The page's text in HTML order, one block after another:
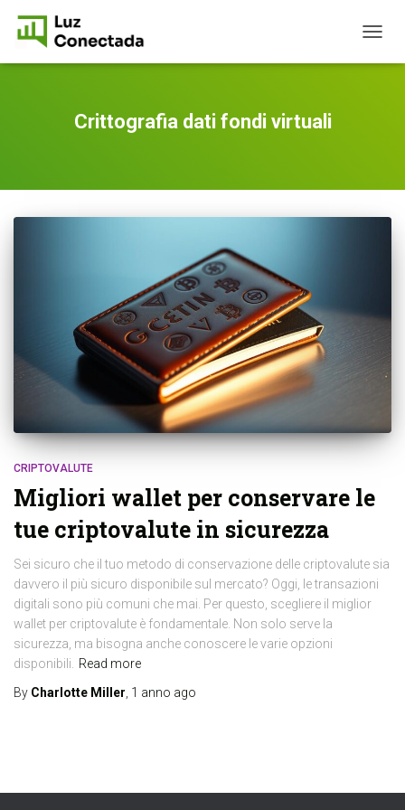
Crittografia dati fondi virtuali
CRIPTOVALUTE
Migliori wallet per conservare le
tue criptovalute in sicurezza
Sei sicuro che il tuo metodo di conservazione delle criptovalute sia
davvero il più sicuro disponibile sul mercato? Oggi, le transazioni
digitali sono più comuni che mai. Per questo, scegliere il miglior
wallet per criptovalute è fondamentale. Non solo serve la
sicurezza, ma bisogna anche conoscere le varie opzioni
disponibili.
Read more
By Charlotte Miller 1 anno ago